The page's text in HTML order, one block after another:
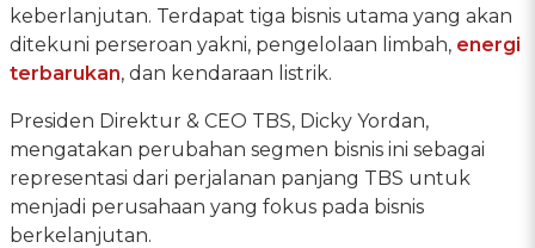
keberlanjutan. Terdapat tiga bisnis utama yang akan
ditekuni perseroan yakni, pengelolaan limbah, energi
terbarukan, dan kendaraan listrik.
Presiden Direktur & CEO TBS, Dicky Yordan,
mengatakan perubahan segmen bisnis ini sebagai
representasi dari perjalanan panjang TBS untuk
menjadi perusahaan yang fokus pada bisnis
berkelanjutan.